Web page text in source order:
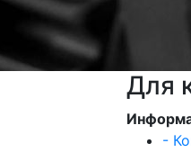
Для
-